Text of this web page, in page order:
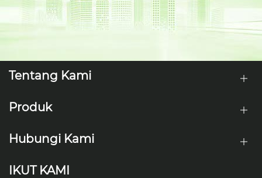
Tentang Kami
Produk
Hubungi Kami
IKUT KAMI